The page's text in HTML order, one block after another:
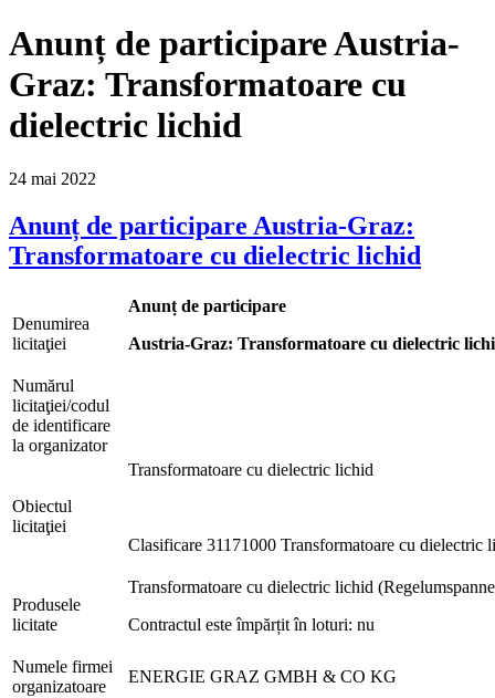
Anunț de participare Austria-
Graz: Transformatoare cu
dielectric lichid
24 mai 2022
Anunț de participare Austria-Graz:
Transformatoare cu dielectric lichid
Denumirea
licitaţiei
Anunț de participare
Austria-Graz: Transformatoare cu dielectric
Numărul
licitaţiei/codul
de identificare
la organizator
Obiectul
licitaţiei
Transformatoare cu dielectric lichid
Clasificare 31171000 Transformatoare cu dielectric
Produsele
licitate
Transformatoare cu dielectric lichid
Contractul este împărțit în loturi: nu
Numele firmei
organizatoare
ENERGIE GRAZ GMBH & CO KG